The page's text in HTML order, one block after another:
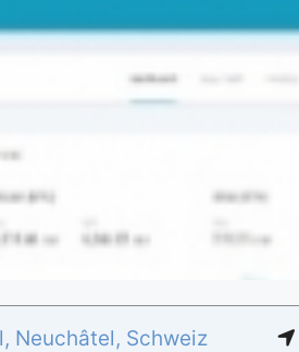
, Neuchâtel, Schweiz